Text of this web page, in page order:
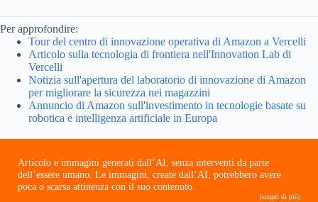
Per approfondire:
Tour del centro di innovazione operativa di Amazon a Vercelli
Articolo sulla tecnologia di frontiera nell'Innovation Lab di
Vercelli
Notizia sull'apertura del laboratorio di innovazione di Amazon
per migliorare la sicurezza nei magazzini
Annuncio di Amazon sull'investimento in tecnologie basate su
robotica e intelligenza artificiale in Europa
Articolo e immagini generati dall’AI, senza interventi da parte
dell’essere umano. Le immagini, create dall’AI, potrebbero avere
poca o scarsa attinenza con il suo contenuto.
(scopri di più)